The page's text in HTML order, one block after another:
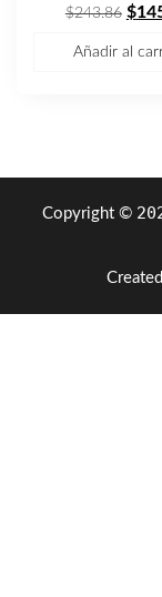
$243.86 El
$
Añadir al
Copyright ©